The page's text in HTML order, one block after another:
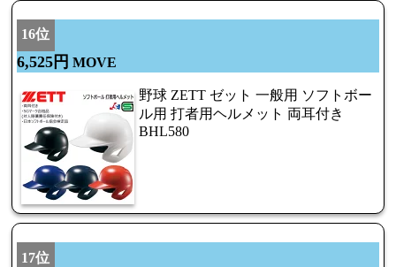
16位
6,525円 MOVE
野球 ZETT ゼット 一般用 ソフトボー
ル用 打者用ヘルメット 両耳付き
BHL580
17位